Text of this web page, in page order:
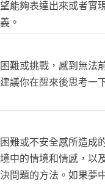
能夠表達出來或者實
。
難或挑戰，感到無法
議你在醒來後思考一
難或不安全感所造成
中的情境和情感，以
問題的方法。如果夢